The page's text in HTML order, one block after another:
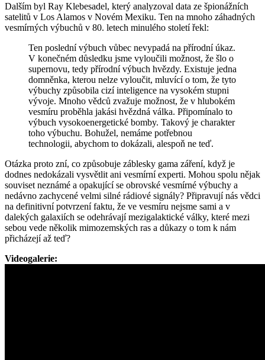
Dalším byl Ray Klebesadel, který analyzoval data ze špionážních
satelitů v Los Alamos v Novém Mexiku. Ten na mnoho záhadných
vesmírných výbuchů v 80. letech minulého století řekl:
Ten poslední výbuch vůbec nevypadá na přírodní úkaz.
V konečném důsledku jsme vyloučili možnost, že šlo o
supernovu, tedy přírodní výbuch hvězdy. Existuje jedna
domněnka, kterou nelze vyloučit, mluvící o tom, že tyto
výbuchy způsobila cizí inteligence na vysokém stupni
vývoje. Mnoho vědců zvažuje možnost, že v hlubokém
vesmíru proběhla jakási hvězdná válka. Připomínalo to
výbuch vysokoenergetické bomby. Takový je charakter
toho výbuchu. Bohužel, nemáme potřebnou
technologii, abychom to dokázali, alespoň ne teď.
Otázka proto zní, co způsobuje záblesky gama záření, když je
dodnes nedokázali vysvětlit ani vesmírní experti. Mohou spolu nějak
souviset neznámé a opakující se obrovské vesmírné výbuchy a
nedávno zachycené velmi silné rádiové signály? Připravují nás vědci
na definitivní potvrzení faktu, že ve vesmíru nejsme sami a v
dalekých galaxiích se odehrávají mezigalaktické války, které mezi
sebou vede několik mimozemských ras a důkazy o tom k nám
přicházejí až teď?
Videogalerie: